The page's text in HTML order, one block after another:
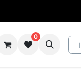
0